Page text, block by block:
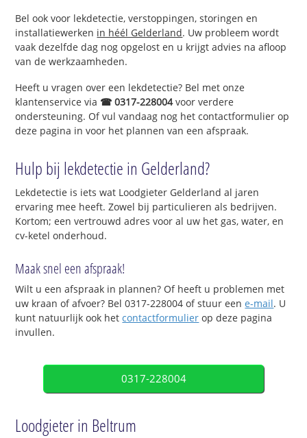
Bel ook voor lekdetectie, verstoppingen, storingen en
installatiewerken in héél Gelderland. Uw probleem wordt
vaak dezelfde dag nog opgelost en u krijgt advies na afloop
van de werkzaamheden.
Heeft u vragen over een lekdetectie? Bel met onze
klantenservice via ☎ 0317-228004voor verdere
ondersteuning. Of vul vandaag nog het contactformulier op
deze pagina in voor het plannen van een afspraak.
Hulp bij lekdetectie in Gelderland?
Lekdetectie is iets wat Loodgieter Gelderland al jaren
ervaring mee heeft. Zowel bij particulieren als bedrijven.
Kortom; een vertrouwd adres voor al uw het gas, water, en
cv-ketel onderhoud.
Maak snel een afspraak!
Wilt u een afspraak in plannen? Of heeft u problemen met
uw kraan of afvoer? Bel 0317-228004 of stuur eene-mail. U
kunt natuurlijk ook hetcontactformulier op deze pagina
invullen.
0317-228004
Loodgieter in Beltrum